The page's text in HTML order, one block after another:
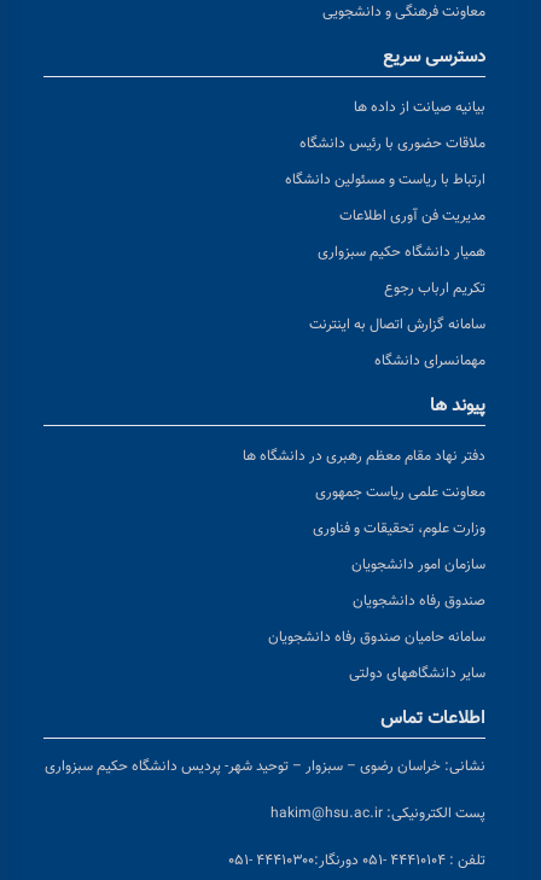
معاونت فرهنگی و دانشجویی
دسترسی سریع
بیانیه صیانت از داده ها
ملاقات حضوری با رئیس دانشگاه
ارتباط با ریاست و مسئولین دانشگاه
مدیریت فن آوری اطلاعات
همیار دانشگاه حکیم سبزواری
تکریم ارباب رجوع
سامانه گزارش اتصال به اینترنت
مهمانسرای دانشگاه
پیوند ها
دفتر نهاد مقام معظم رهبری در دانشگاه ها
معاونت علمی ریاست جمهوری
وزارت علوم، تحقیقات و فناوری
سازمان امور دانشجویان
صندوق رفاه دانشجویان
سامانه حامیان صندوق رفاه دانشجویان
سایر دانشگاههای دولتی
اطلاعات تماس
نشانی: خراسان رضوی – سبزوار – توحید شهر- پردیس دانشگاه حکیم سبزواری
پست الکترونیکی: hakim@hsu.ac.ir
تلفن : ۴۴۴۱۰۱۰۴ -۰۵۱ دورنگار:۴۴۴۱۰۳۰۰ -۰۵۱